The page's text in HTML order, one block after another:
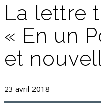
La lettre
« En un
et
23 avril 2018